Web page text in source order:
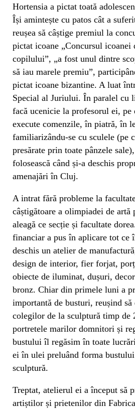
Hortensia a pictat toată
Își amintește cu patos cât a
reușea să câștige premiul la
pictat icoane „Concursul icoanei
copilului”, „a fost unul dintre
să iau marele premiu”,
pictat icoane bizantine. A luat
Special al Juriului. În paralel cu
facă ucenicie la profesorul ei, pe
execute comenzile, în piatră, în
familiarizându-se cu sculele (pe
presărate prin toate pânzele
folosească când și-a deschis
amenajări în Cluj.
A intrat fără probleme la
câștigătoare a olimpiadei de artă
aleagă ce secție și facultate
financiar a pus în aplicare tot ce
deschis un atelier de
design de interior, fier forjat,
obiecte de iluminat, dușuri,
bronz. Chiar din primele luni a
importantă de busturi, reușind să
colegilor de la sculptură timp de
portretele marilor domnitori și
bustului îl regăsim în toate
ei în ulei preluând forma
sculptură.
Treptat, atelierul ei a început să
artiștilor și prietenilor din